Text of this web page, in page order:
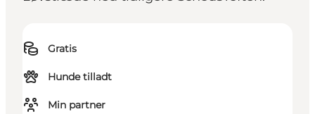
Gratis
Hunde tilladt
Min partner